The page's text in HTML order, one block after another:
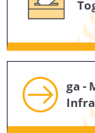
ga -